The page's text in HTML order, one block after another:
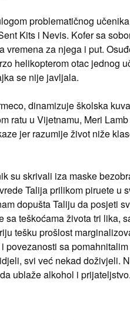
problematičnog
Kits i Nevis. Kofer sa
vremena za njega i put.
helikopterom otac jednog
se nije javljala.
dinamizuje školska
ratu u Vijetnamu, Meri
jer razumije život niže
su skrivali iza maske
Talija prilikom piruete u
dopušta Taliju da posjeti
sa teškoćama života tri lika,
tešku prošlost
sa
svi već nekad doživjeli.
ublaže alkohol i